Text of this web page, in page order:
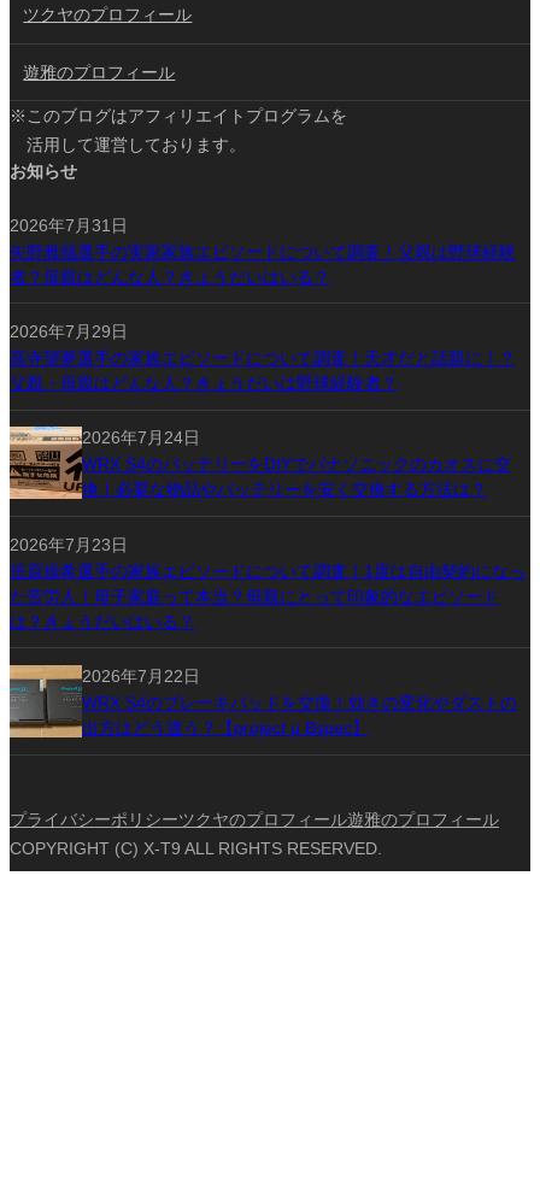
ツクヤのプロフィール
遊雅のプロフィール
※このブログはアフィリエイトプログラムを
活用して運営しております。
お知らせ
2026年7月31日
矢野雅哉選手の実家家族エピソードについて調査！父親は野球経験
者？母親はどんな人？きょうだいはいる？
2026年7月29日
髙寺望夢選手の家族エピソードについて調査！天才だと話題に！？
父親・母親はどんな人？きょうだいは野球経験者？
2026年7月24日
WRX S4のバッテリーをDIYでパナソニックのカオスに交
換！必要な物品やバッテリーを安く交換する方法は？
2026年7月23日
笹原操希選手の家族エピソードについて調査！1度は自由契約になっ
た苦労人！母子家庭って本当？母親にとって印象的なエピソード
は？きょうだいはいる？
2026年7月22日
WRX S4のブレーキパッドを交換！効きの変化やダストの
出方はどう違う？【project μ Bspec】
プライバシーポリシーツクヤのプロフィール遊雅のプロフィール
COPYRIGHT (C) X-T9 ALL RIGHTS RESERVED.